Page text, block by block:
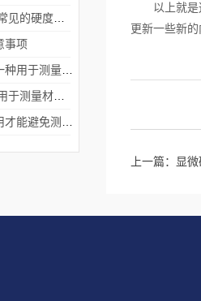
事项
以上就是这
更新一些新
上一篇： 显